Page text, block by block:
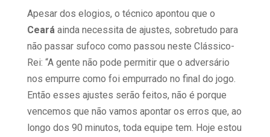
Apesar dos elogios, o técnico apontou que o
Cearáainda necessita de ajustes, sobretudo para
não passar sufoco como passou neste Clássico-
Rei: “A gente não pode permitir que o adversário
nos empurre como foi empurrado no final do jogo.
Então esses ajustes serão feitos, não é porque
vencemos que não vamos apontar os erros que, ao
longo dos 90 minutos, toda equipe tem. Hoje estou